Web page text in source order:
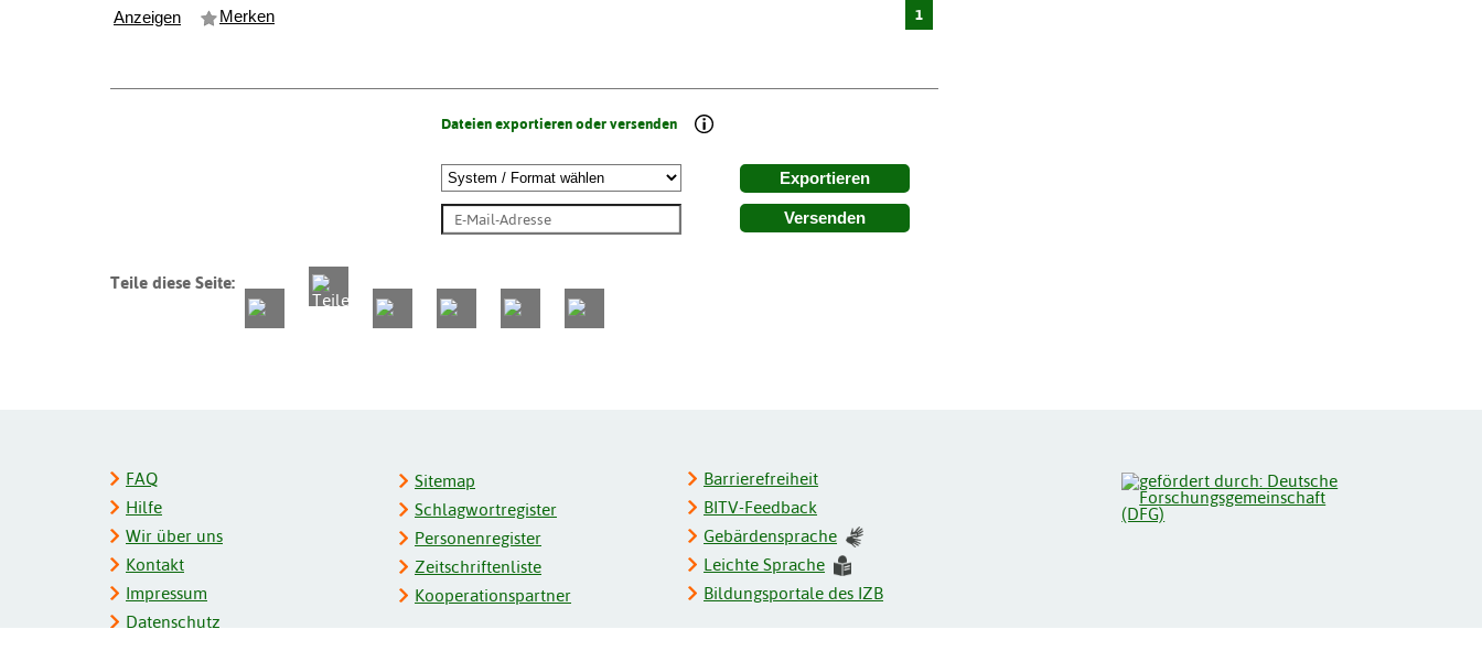
Anzeigen Merken 1
Dateien exportieren oder versenden
Exportieren
Versenden
Teile diese Seite:
FAQ
Hilfe
Wir über uns
Kontakt
Impressum
Datenschutz
Sitemap
Schlagwortregister
Personenregister
Zeitschriftenliste
Kooperationspartner
Barrierefreiheit
BITV-Feedback
Gebärdensprache
Leichte Sprache
Bildungsportale des IZB